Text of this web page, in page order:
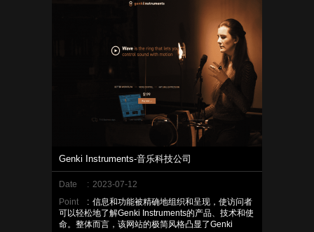
Genki Instruments-音乐科技公司
Date : 2023-07-12
Point
: 信息和功能被精确地组织和呈现，使访问者
可以轻松地了解Genki Instruments的产品、技术和使
命。整体而言，该网站的极简风格凸显了Genki